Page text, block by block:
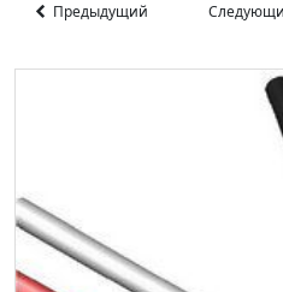
Предыдущий